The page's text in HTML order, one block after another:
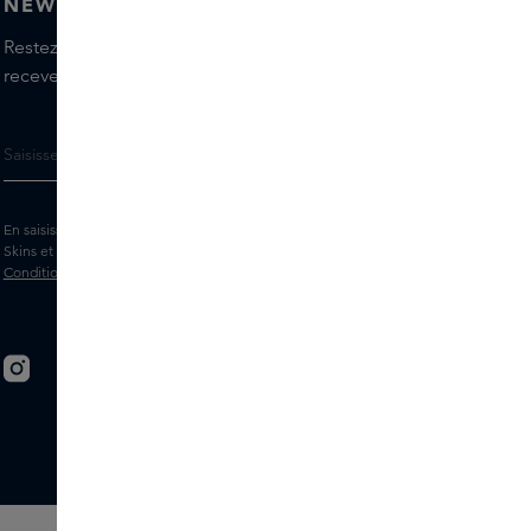
NEWSLETTER
Restez informé(e) des dernières marques et produits,
recevez les conseils de nos Skins Experts.
En saisissant votre adresse e-mail, vous acceptez de recevoir la newsletter
Skins et des messages marketing personnalisés par e-mail. Consultez les
Conditions générales